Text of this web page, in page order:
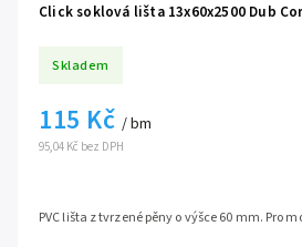
Click soklová lišta 13x60x2500 Dub
Skladem
95,04 Kč bez DPH
115 Kč / bm
PVC lišta z tvrzené pěny o výšce 60 mm. Pro